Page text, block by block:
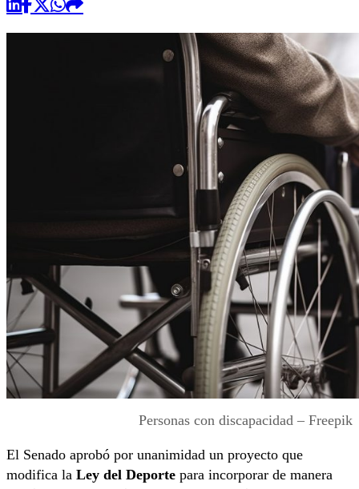
Personas con discapacidad – Freepik
El Senado aprobó por unanimidad un proyecto que
modifica la Ley del Deporte para incorporar de manera